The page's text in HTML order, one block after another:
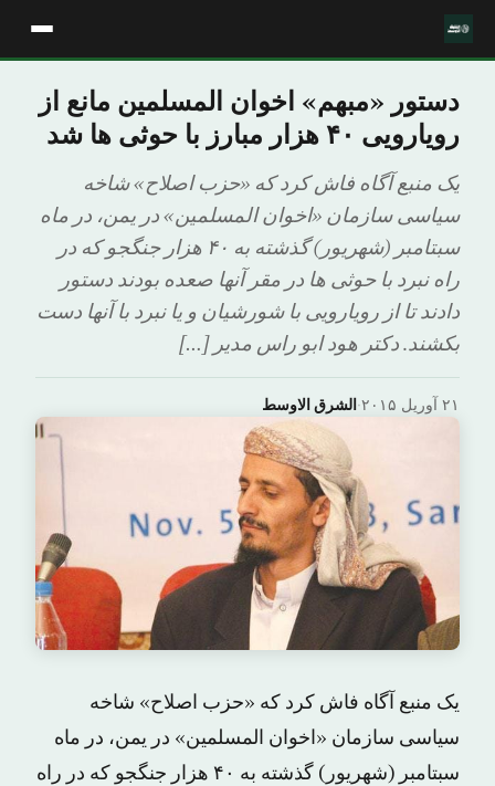
دستور «مبهم» اخوان المسلمین مانع از
رویارویی ۴۰ هزار مبارز با حوثی ها شد
یک منبع آگاه فاش کرد که «حزب اصلاح» شاخه
سیاسی سازمان «اخوان المسلمین» در یمن، در ماه
سبتامبر (شهریور) گذشته به ۴۰ هزار جنگجو که در
راه نبرد با حوثی ها در مقر آنها صعده بودند دستور
دادند تا از رویارویی با شورشیان و یا نبرد با آنها دست
بکشند. دکتر هود ابو راس مدیر […]
الشرق الاوسط· ۲۱ آوریل ۲۰۱۵
یک منبع آگاه فاش کرد که «حزب اصلاح» شاخه
سیاسی سازمان «اخوان المسلمین» در یمن، در ماه
سبتامبر (شهریور) گذشته به ۴۰ هزار جنگجو که در راه